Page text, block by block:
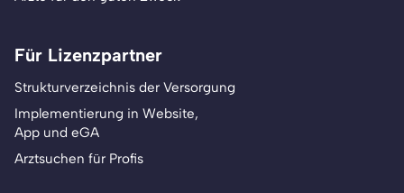
Für Lizenzpartner
Strukturverzeichnis der Versorgung
Implementierung in Website,
App und eGA
Arztsuchen für Profis